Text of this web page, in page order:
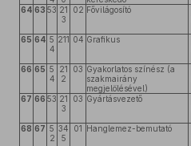
64 63 53 21
3
02 Fővilágosító
65 64 5
4
211 04 Grafikus
66 65 5
4
21
2
03 Gyakorlatos színész (a
szakmairány
megjelölésével)
67 66 53 21
3
03 Gyártásvezető
68 67 5
2
34
5
01 Hanglemez-bemutató